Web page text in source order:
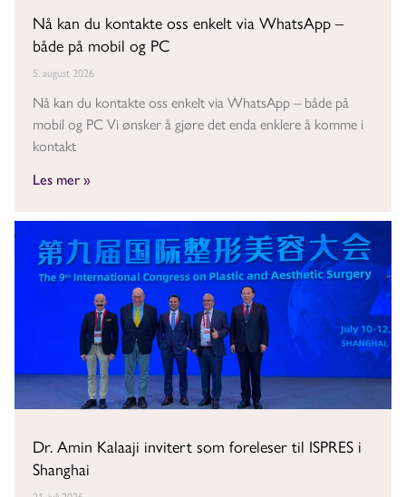
Nå kan du kontakte oss enkelt via WhatsApp –
både på mobil og PC
5. august 2026
Nå kan du kontakte oss enkelt via WhatsApp – både på
mobil og PC Vi ønsker å gjøre det enda enklere å komme i
kontakt
Les mer »
Dr. Amin Kalaaji invitert som foreleser til ISPRES i
Shanghai